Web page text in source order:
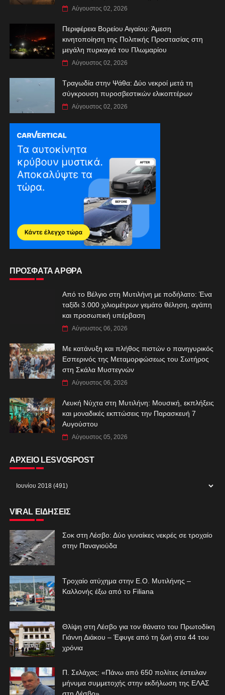
Αύγουστος 02, 2026
Περιφέρεια Βορείου Αιγαίου: Άμεση
κινητοποίηση της Πολιτικής Προστασίας στη
μεγάλη πυρκαγιά του Πλωμαρίου
Αύγουστος 02, 2026
Τραγωδία στην Ψάθα: Δύο νεκροί μετά τη
σύγκρουση πυροσβεστικών ελικοπτέρων
Αύγουστος 02, 2026
ΠΡΟΣΦΑΤΑ ΑΡΘΡΑ
Από το Βέλγιο στη Μυτιλήνη με ποδήλατο: Ένα
ταξίδι 3.000 χιλιομέτρων γεμάτο θέληση, αγάπη
και προσωπική υπέρβαση
Αύγουστος 06, 2026
Με κατάνυξη και πλήθος πιστών ο πανηγυρικός
Εσπερινός της Μεταμορφώσεως του Σωτήρος
στη Σκάλα Μυστεγνών
Αύγουστος 06, 2026
Λευκή Νύχτα στη Μυτιλήνη: Μουσική, εκπλήξεις
και μοναδικές εκπτώσεις την Παρασκευή 7
Αυγούστου
Αύγουστος 05, 2026
ΑΡΧΕΙΟ LESVOSPOST
VIRAL ΕΙΔΗΣΕΙΣ
Σοκ στη Λέσβο: Δύο γυναίκες νεκρές σε τροχαίο
στην Παναγιούδα
Τροχαίο ατύχημα στην Ε.Ο. Μυτιλήνης –
Καλλονής έξω από το Filiana
Θλίψη στη Λέσβο για τον θάνατο του Πρωτοδίκη
Γιάννη Διάκου – Έφυγε από τη ζωή στα 44 του
χρόνια
Π. Σελάχας: «Πάνω από 650 πολίτες έστειλαν
μήνυμα συμμετοχής στην εκδήλωση της ΕΛΑΣ
στη Λέσβο»